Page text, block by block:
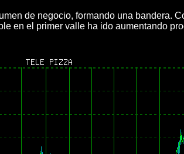
de negocio, formando una bandera.
en el primer valle ha ido aumentando